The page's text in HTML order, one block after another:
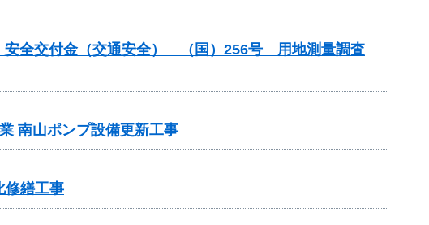
安全交付金（交通安全） （国）256号 用地測量調査
南山ポンプ設備更新工事
修繕工事